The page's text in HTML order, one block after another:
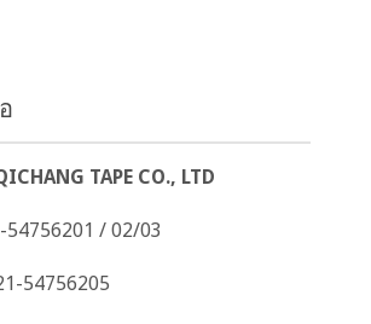
TAPE CO., LTD
54756201 / 02/03
54756205